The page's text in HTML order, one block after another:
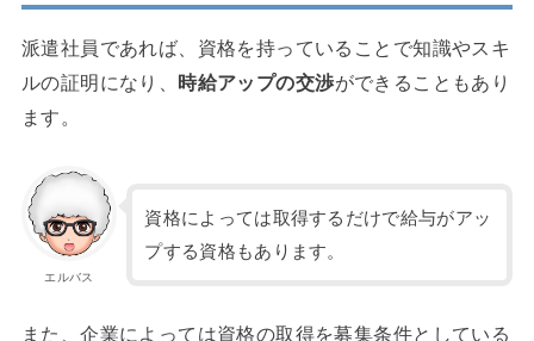
派遣社員であれば、資格を持っていることで知識やスキ
ルの証明になり、 時給アップの交渉ができることもあり
ます。
エルバス
資格によっては取得するだけで給与がアッ
プする資格もあります。
また、企業によっては資格の取得を募集条件としている